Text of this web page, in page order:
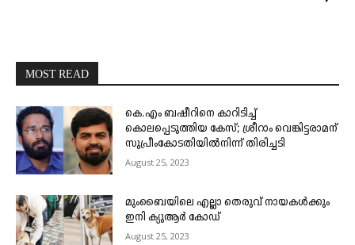
MOST READ
കെ.എം ബഷീറിനെ കാറിടിച്ച്
കൊലപ്പെടുത്തിയ കേസ്; ശ്രീറാം വെങ്കിട്ടരാമന്
സുപ്രീംകോടതിയിൽനിന്ന് തിരിച്ചടി
August 25, 2023
മുംബൈയിലെ എല്ലാ തെരുവ് നായകൾക്കും
ഇനി ക്യുആർ കോഡ്
August 25, 2023